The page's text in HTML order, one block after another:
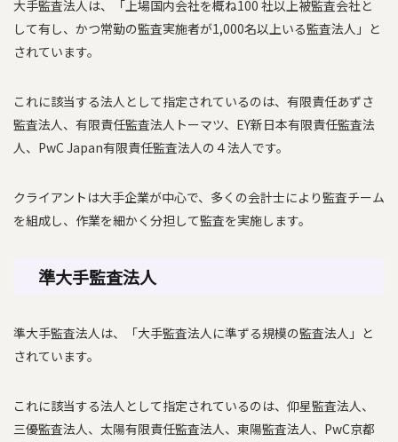
大手監査法人は、「上場国内会社を概ね100 社以上被監査会社と
して有し、かつ常勤の監査実施者が1,000名以上いる監査法人」と
されています。
これに該当する法人として指定されているのは、有限責任あずさ
監査法人、有限責任監査法人トーマツ、EY新日本有限責任監査法
人、PwC Japan有限責任監査法人の４法人です。
クライアントは大手企業が中心で、多くの会計士により監査チーム
を組成し、作業を細かく分担して監査を実施します。
準大手監査法人
準大手監査法人は、「大手監査法人に準ずる規模の監査法人」と
されています。
これに該当する法人として指定されているのは、仰星監査法人、
三優監査法人、太陽有限責任監査法人、東陽監査法人、PwC京都